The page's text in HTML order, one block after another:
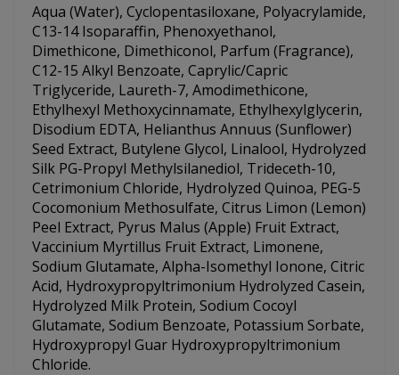
Aqua (Water), Cyclopentasiloxane, Polyacrylamide,
C13-14 Isoparaffin, Phenoxyethanol,
Dimethicone, Dimethiconol, Parfum (Fragrance),
C12-15 Alkyl Benzoate, Caprylic/Capric
Triglyceride, Laureth-7, Amodimethicone,
Ethylhexyl Methoxycinnamate, Ethylhexylglycerin,
Disodium EDTA, Helianthus Annuus (Sunflower)
Seed Extract, Butylene Glycol, Linalool, Hydrolyzed
Silk PG-Propyl Methylsilanediol, Trideceth-10,
Cetrimonium Chloride, Hydrolyzed Quinoa, PEG-5
Cocomonium Methosulfate, Citrus Limon (Lemon)
Peel Extract, Pyrus Malus (Apple) Fruit Extract,
Vaccinium Myrtillus Fruit Extract, Limonene,
Sodium Glutamate, Alpha-Isomethyl Ionone, Citric
Acid, Hydroxypropyltrimonium Hydrolyzed Casein,
Hydrolyzed Milk Protein, Sodium Cocoyl
Glutamate, Sodium Benzoate, Potassium Sorbate,
Hydroxypropyl Guar Hydroxypropyltrimonium
Chloride.